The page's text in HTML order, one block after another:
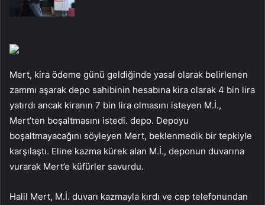
Mert, kira ödeme günü geldiğinde yasal olarak belirlenen
zammı aşarak depo sahibinin hesabına kira olarak 4 bin lira
yatırdı ancak kiranın 7 bin lira olmasını isteyen M.İ.,
Mert’ten boşaltmasını istedi. depo. Depoyu
boşaltmayacağını söyleyen Mert, beklenmedik bir tepkiyle
karşılaştı. Eline kazma kürek alan M.İ., deponun duvarına
vurarak Mert’e küfürler savurdu.
Halil Mert, M.İ. duvarı kazmayla kırdı ve cep telefonundan